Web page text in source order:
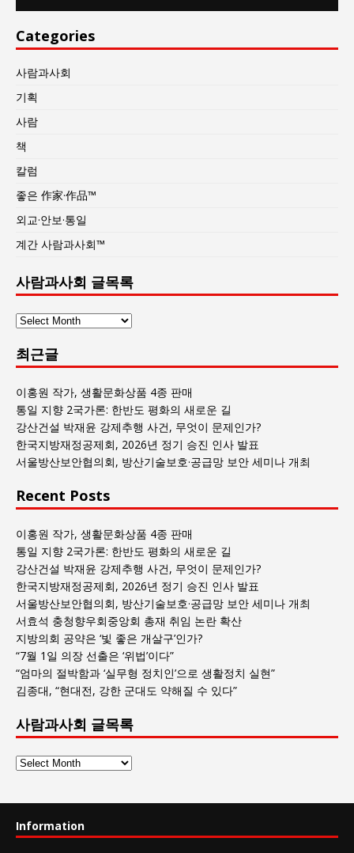
Categories
사람과사회
기획
사람
책
칼럼
좋은 作家·作品™
외교·안보·통일
계간 사람과사회™
사람과사회 글목록
사
과
사
회
글
목
록
최근글
이홍원 작가, 생활문화상품 4종 판매
통일 지향 2국가론: 한반도 평화의 새로운 길
강산건설 박재윤 강제추행 사건, 무엇이 문제인가?
한국지방재정공제회, 2026년 정기 승진 인사 발표
서울방산보안협의회, 방산기술보호·공급망 보안 세미나 개최
Recent Posts
이홍원 작가, 생활문화상품 4종 판매
통일 지향 2국가론: 한반도 평화의 새로운 길
강산건설 박재윤 강제추행 사건, 무엇이 문제인가?
한국지방재정공제회, 2026년 정기 승진 인사 발표
서울방산보안협의회, 방산기술보호·공급망 보안 세미나 개최
서효석 충청향우회중앙회 총재 취임 논란 확산
지방의회 공약은 ‘빛 좋은 개살구’인가?
“7월 1일 의장 선출은 ‘위법’이다”
“엄마의 절박함과 ‘실무형 정치인’으로 생활정치 실현”
김종대, “현대전, 강한 군대도 약해질 수 있다”
사람과사회 글목록
사
회
Information